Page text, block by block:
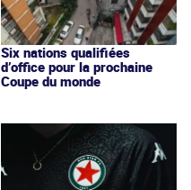
Six nations qualifiées
d’office pour la prochaine
Coupe du monde